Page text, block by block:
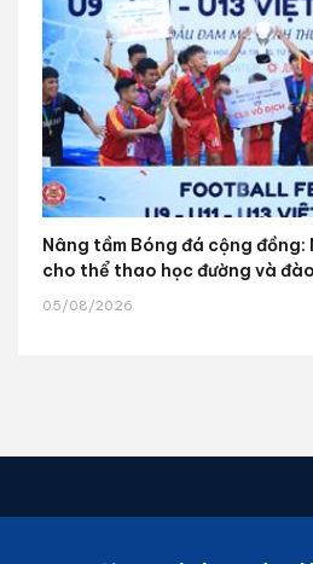
Nâng tầm Bóng đá cộng đồng:
cho thể thao học đường và
05/08/2026